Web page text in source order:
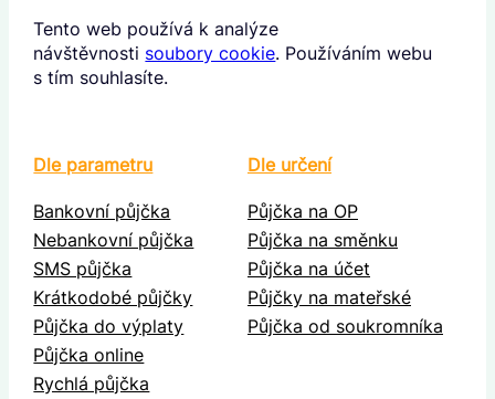
Tento web používá k analýze
návštěvnosti soubory cookie. Používáním webu
s tím souhlasíte.
Dle parametru
Bankovní půjčka
Nebankovní půjčka
SMS půjčka
Krátkodobé půjčky
Půjčka do výplaty
Půjčka online
Rychlá půjčka
Dle určení
Půjčka na OP
Půjčka na směnku
Půjčka na účet
Půjčky na mateřské
Půjčka od soukromníka